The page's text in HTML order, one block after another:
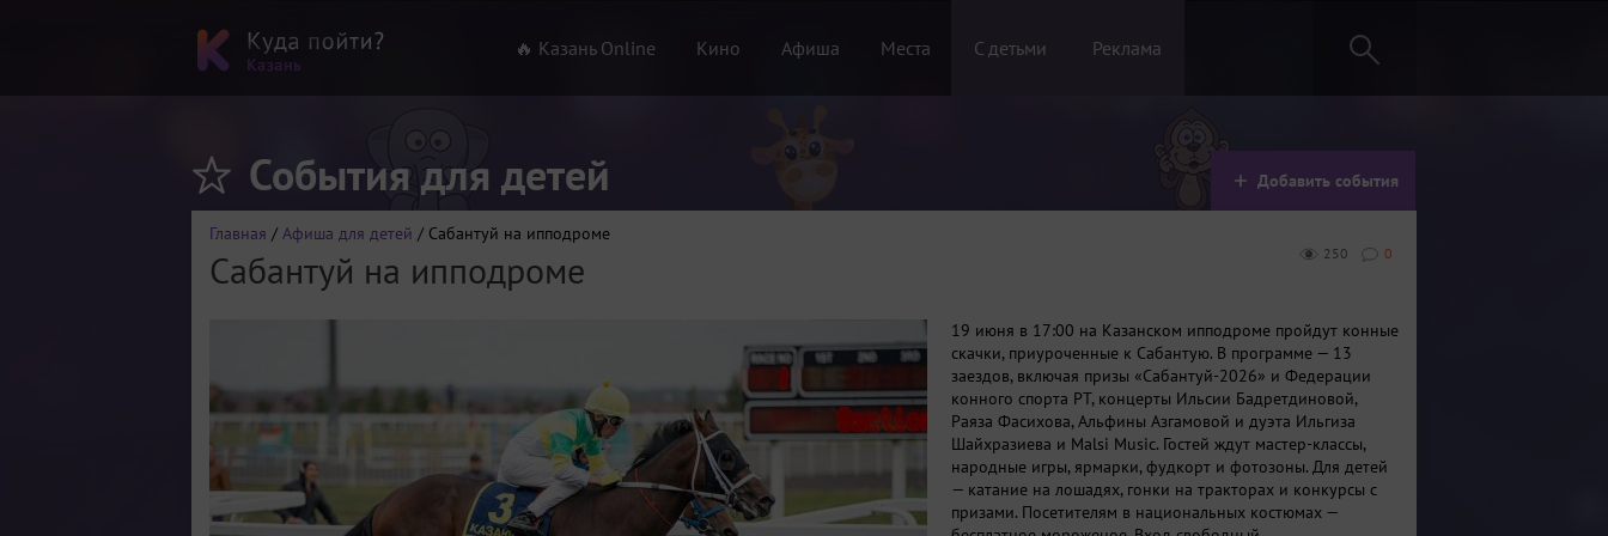
🔥 Казань Online Кино Афиша Места С детьми Реклама
События для детей Добавить события
Главная / Афиша для детей / Сабантуй на ипподроме
0
250
Сабантуй на ипподроме
19 июня в 17:00 на Казанском ипподроме пройдут конные
скачки, приуроченные к Сабантую. В программе — 13
заездов, включая призы «Сабантуй-2026» и Федерации
конного спорта РТ, концерты Ильсии Бадретдиновой,
Раяза Фасихова, Альфины Азгамовой и дуэта Ильгиза
Шайхразиева и Malsi Music. Гостей ждут мастер-классы,
народные игры, ярмарки, фудкорт и фотозоны. Для детей
— катание на лошадях, гонки на тракторах и конкурсы с
призами. Посетителям в национальных костюмах —